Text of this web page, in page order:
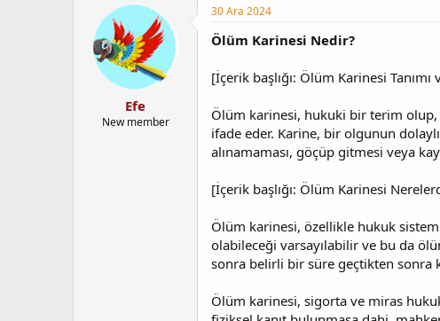
ş
l
a
n
g
ı
ç
t
Efe
New member
30 Ara 2024
Ölüm Karinesi Nedir?
[İçerik başlığı: Ölüm Karinesi
Ölüm karinesi, hukuki bir terim
ifade eder. Karine, bir olgunun
alınamaması, göçüp gitmesi veya
[İçerik başlığı: Ölüm Karinesi
Ölüm karinesi, özellikle hukuk
olabileceği varsayılabilir ve bu da
sonra belirli bir süre geçtikten sonra
Ölüm karinesi, sigorta ve miras